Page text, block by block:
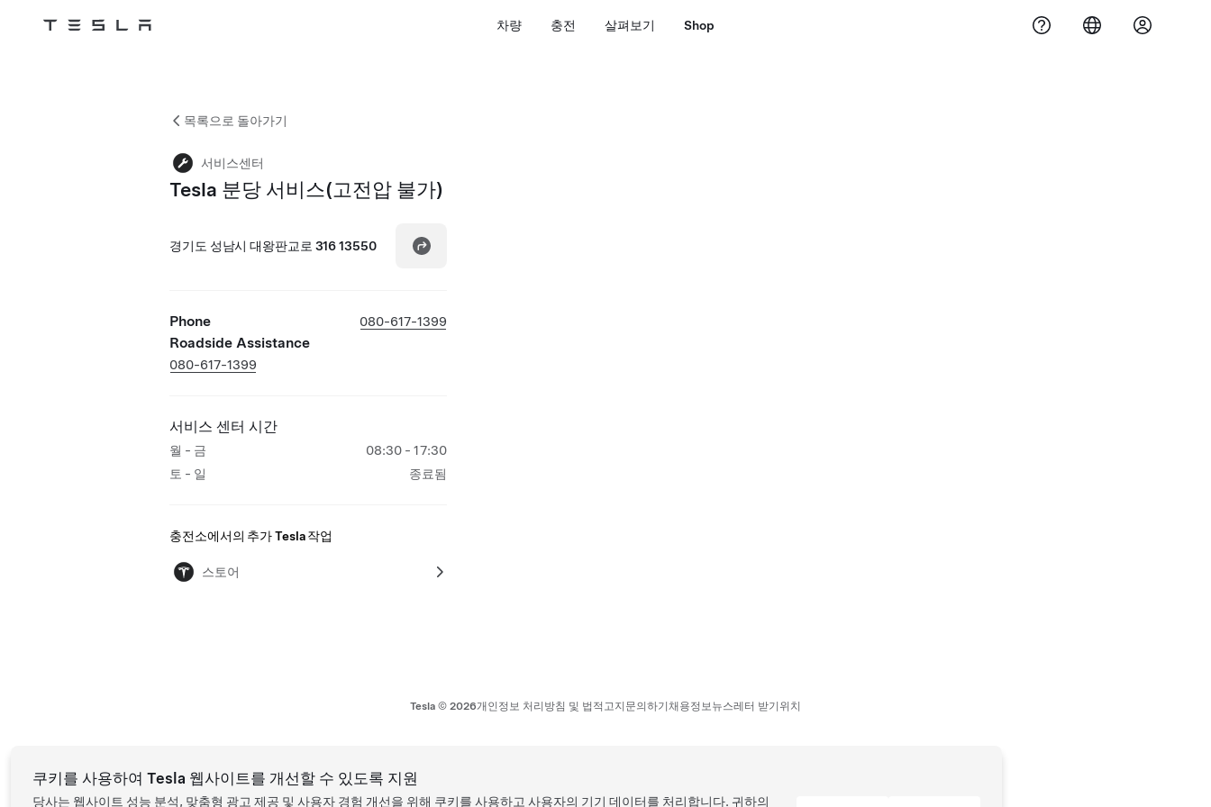
Tesla 차량 충전 살펴보기 Shop
목록으로 돌아가기
서비스센터
Tesla 분당 서비스(고전압 불가)
경기도 성남시 대왕판교로 316 13550
Phone 080-617-1399
Roadside Assistance
080-617-1399
서비스 센터 시간
월 - 금
08:30 - 17:30
토 - 일
종료됨
충전소에서의 추가 Tesla 작업
스토어
Tesla © 2026개인정보 처리방침 및 법적고지 문의하기 채용정보뉴스레터 받기 위치
쿠키를 사용하여 Tesla 웹사이트를 개선할 수 있도록 지원
당사는 웹사이트 성능 분석, 맞춤형 광고 제공 및 사용자 경험 개선을 위해 쿠키를 사용하고 사용자의 기기 데이터를 처리합니다. 귀하의